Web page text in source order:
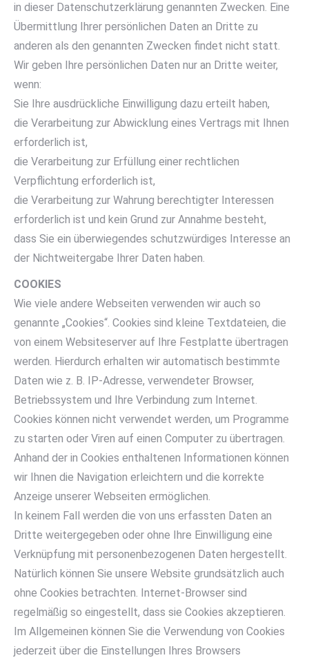
in dieser Datenschutzerklärung genannten Zwecken. Eine
Übermittlung Ihrer persönlichen Daten an Dritte zu
anderen als den genannten Zwecken findet nicht statt.
Wir geben Ihre persönlichen Daten nur an Dritte weiter,
wenn:
Sie Ihre ausdrückliche Einwilligung dazu erteilt haben,
die Verarbeitung zur Abwicklung eines Vertrags mit Ihnen
erforderlich ist,
die Verarbeitung zur Erfüllung einer rechtlichen
Verpflichtung erforderlich ist,
die Verarbeitung zur Wahrung berechtigter Interessen
erforderlich ist und kein Grund zur Annahme besteht,
dass Sie ein überwiegendes schutzwürdiges Interesse an
der Nichtweitergabe Ihrer Daten haben.
COOKIES
Wie viele andere Webseiten verwenden wir auch so
genannte „Cookies“. Cookies sind kleine Textdateien, die
von einem Websiteserver auf Ihre Festplatte übertragen
werden. Hierdurch erhalten wir automatisch bestimmte
Daten wie z. B. IP-Adresse, verwendeter Browser,
Betriebssystem und Ihre Verbindung zum Internet.
Cookies können nicht verwendet werden, um Programme
zu starten oder Viren auf einen Computer zu übertragen.
Anhand der in Cookies enthaltenen Informationen können
wir Ihnen die Navigation erleichtern und die korrekte
Anzeige unserer Webseiten ermöglichen.
In keinem Fall werden die von uns erfassten Daten an
Dritte weitergegeben oder ohne Ihre Einwilligung eine
Verknüpfung mit personenbezogenen Daten hergestellt.
Natürlich können Sie unsere Website grundsätzlich auch
ohne Cookies betrachten. Internet-Browser sind
regelmäßig so eingestellt, dass sie Cookies akzeptieren.
Im Allgemeinen können Sie die Verwendung von Cookies
jederzeit über die Einstellungen Ihres Browsers